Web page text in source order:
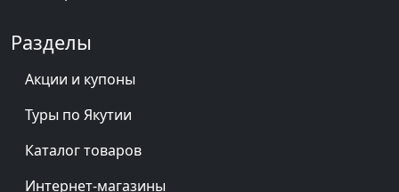
Разделы
Акции и купоны
Туры по Якутии
Каталог товаров
Интернет-магазины